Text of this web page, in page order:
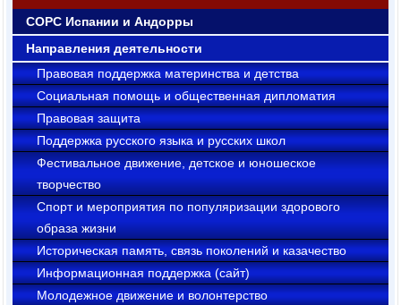
СОРС Испании и Андорры
Направления деятельности
Правовая поддержка материнства и детства
Социальная помощь и общественная дипломатия
Правовая защита
Поддержка русского языка и русских школ
Фестивальное движение, детское и юношеское
творчество
Cпорт и мероприятия по популяризации здорового
образа жизни
Историческая память, связь поколений и казачество
Информационная поддержка (сайт)
Молодежное движение и волонтерство